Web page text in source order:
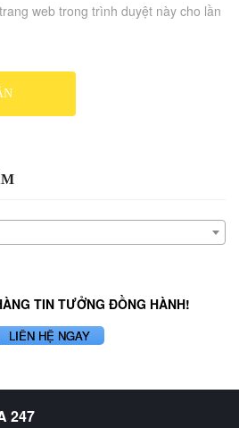
web trong trình duyệt này cho lần
TIN TƯỞNG ĐỒNG HÀNH!
LIÊN HỆ NGAY
247